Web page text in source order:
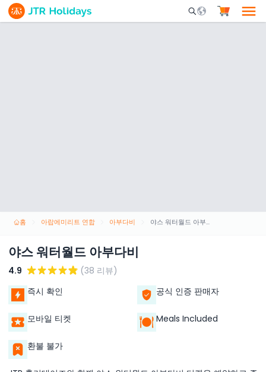
Mobile Search
홈 아랍에미리트 연합 아부다비 야스 워터월드 아부다비
야스 워터월드 아부다비
4.9
(38 리뷰)
즉시 확인
공식 인증 판매자
모바일 티켓 Meals Included
환불 불가